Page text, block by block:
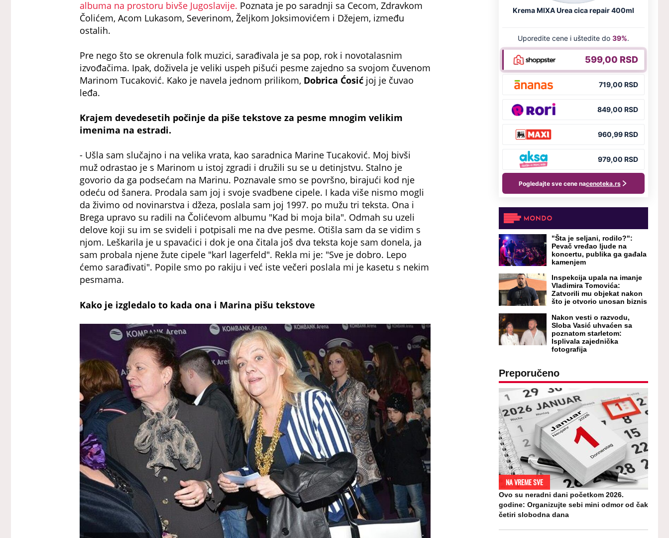
albuma na prostoru bivše Jugoslavije. Poznata je po saradnji sa Cecom, Zdravkom
Čolićem, Acom Lukasom, Severinom, Željkom Joksimovićem i Džejem, između
ostalih.
Pre nego što se okrenula folk muzici, sarađivala je sa pop, rok i novotalasnim
izvođačima. Ipak, doživela je veliki uspeh pišući pesme zajedno sa svojom čuvenom
Marinom Tucaković. Kako je navela jednom prilikom, Dobrica Ćosićjoj je čuvao
leđa.
Krajem devedesetih počinje da piše tekstove za pesme mnogim velikim
imenima na estradi.
- Ušla sam slučajno i na velika vrata, kao saradnica Marine Tucaković. Moj bivši
muž odrastao je s Marinom u istoj zgradi i družili su se u detinjstvu. Stalno je
govorio da ga podsećam na Marinu. Poznavale smo se površno, birajući kod nje
odeću od šanera. Prodala sam joj i svoje svadbene cipele. I kada više nismo mogli
da živimo od novinarstva i džeza, poslala sam joj 1997. po mužu tri teksta. Ona i
Brega upravo su radili na Čolićevom albumu "Kad bi moja bila". Odmah su uzeli
delove koji su im se svideli i potpisali me na dve pesme. Otišla sam da se vidim s
njom. Leškarila je u spavaćici i dok je ona čitala još dva teksta koje sam donela, ja
sam probala njene žute cipele "karl lagerfeld". Rekla mi je: "Sve je dobro. Lepo
ćemo sarađivati". Popile smo po rakiju i već iste večeri poslala mi je kasetu s nekim
pesmama.
Kako je izgledalo to kada ona i Marina pišu tekstove
"Šta je seljani, rodilo?":
Pevač vređao ljude na
koncertu, publika ga gađala
kamenjem
Inspekcija upala na imanje
Vladimira Tomovića:
Zatvorili mu objekat nakon
što je otvorio unosan biznis
Nakon vesti o razvodu,
Sloba Vasić uhvaćen sa
poznatom starletom:
Isplivala zajednička
fotografija
Preporučeno
NA VREME SVE
Ovo su neradni dani početkom 2026.
godine: Organizujte sebi mini odmor od čak
četiri slobodna dana